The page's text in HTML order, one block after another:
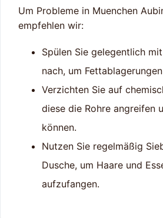
Um Probleme in Muenchen
empfehlen wir:
Spülen Sie gelegentlich
nach, um
Verzichten Sie auf
diese die Rohre angreifen
können.
Nutzen Sie regelmäßig
Dusche, um Haare und
aufzufangen.